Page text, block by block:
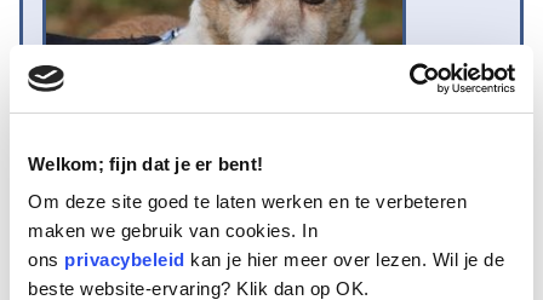
Welkom; fijn dat je er bent!
Om deze site goed te laten werken en te verbeteren
maken we gebruik van cookies. In
ons privacybeleid kan je hier meer over lezen. Wil je de
beste website-ervaring? Klik dan op OK.
Naam: Tommy